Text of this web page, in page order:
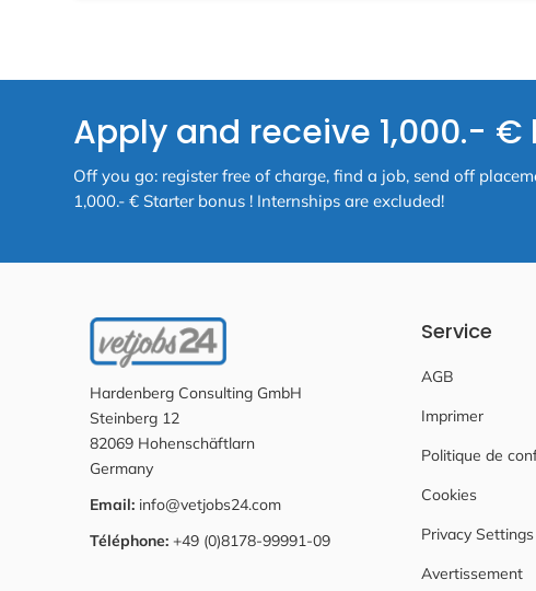
Apply and receive 1,000.- €
Off you go: register free of charge, find a job, send off
1,000.- € Starter bonus ! Internships are excluded!
Hardenberg Consulting GmbH
Steinberg 12
82069 Hohenschäftlarn
Germany
Email: info@vetjobs24.com
Téléphone: +49 (0)8178-99991-09
Service
AGB
Imprimer
Politique de
Cookies
Privacy Settings
Avertissement